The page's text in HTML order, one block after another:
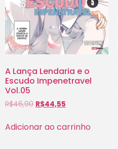
A Lança Lendaria e o
Escudo Impenetravel
Vol.05
R$46,90 R$44,55
Adicionar ao carrinho